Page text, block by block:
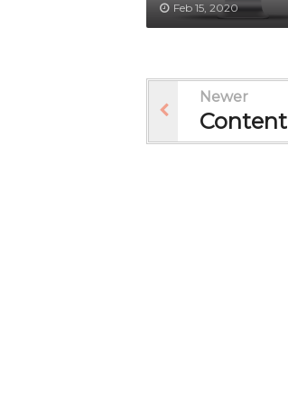
Feb 15, 2020
Newer
Content